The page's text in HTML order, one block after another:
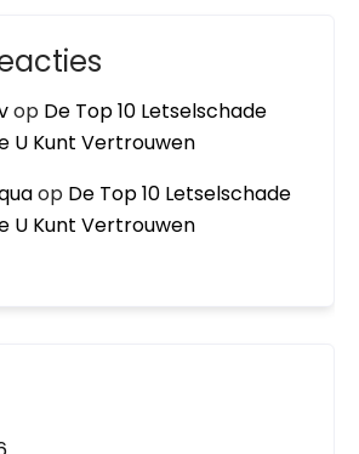
op De Top 10 Letselschade
U Kunt Vertrouwen
op De Top 10 Letselschade
U Kunt Vertrouwen